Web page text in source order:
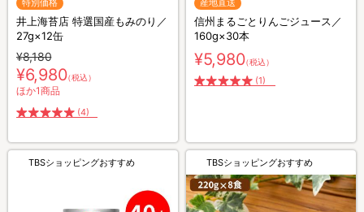
特別価格
井上海苔店 特選国産もみのり／
27g×12缶
¥8,180
¥6,980（税込）
ほか1商品
(4)
産地直送
信州まるごとりんごジュース／
160g×30本
¥5,980（税込）
(1)
TBSショッピングおすすめ TBSショッピングおすすめ